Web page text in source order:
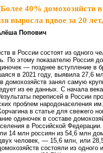
Более 40% домохозяйств
выросла вдвое за 20
Попович
в России состоят из одного
По этому показателю Россия
— позднее вступление в
в 2021 году, выявила 27,6
домохозяйств занял самую
из ее данных. С начала
переписей в России
проблем
в статье для свежего
одиночек в составе
в Российской
14 млн россиян из 54,6 млн
человек, — 15,6 млн, или
состояли из